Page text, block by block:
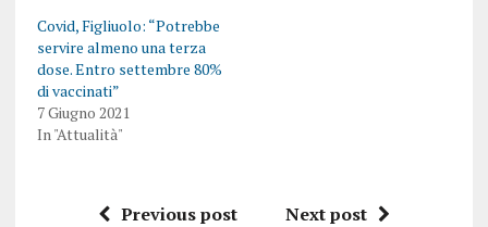
Covid, Figliuolo: “Potrebbe
servire almeno una terza
dose. Entro settembre 80%
di vaccinati”
7 Giugno 2021
In "Attualità"
Previous post Next post